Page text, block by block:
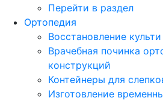
Перейти в раздел
Ортопедия
Восстановление культи
Врачебная починка
конструкций
Контейнеры для
Изготовление